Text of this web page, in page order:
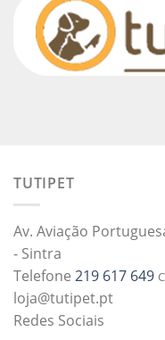
TUTIPET
Av. Aviação
- Sintra
Telefone 219 617 649
loja@tutipet.pt
Redes Sociais